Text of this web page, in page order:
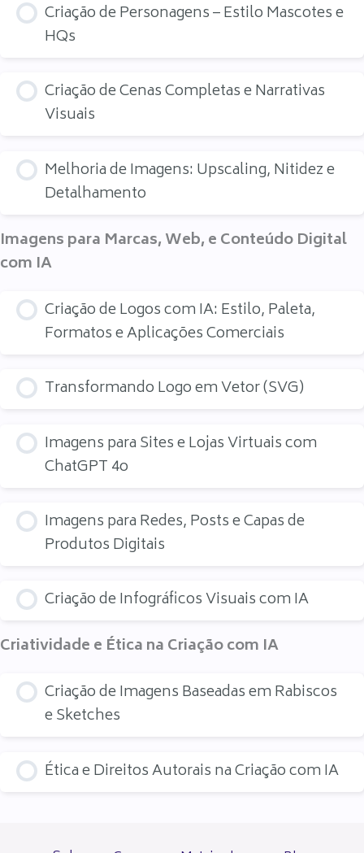
Criação de Personagens – Estilo Mascotes e
HQs
Criação de Cenas Completas e Narrativas
Visuais
Melhoria de Imagens: Upscaling, Nitidez e
Detalhamento
Imagens para Marcas, Web, e Conteúdo Digital
com IA
Criação de Logos com IA: Estilo, Paleta,
Formatos e Aplicações Comerciais
Transformando Logo em Vetor (SVG)
Imagens para Sites e Lojas Virtuais com
ChatGPT 4o
Imagens para Redes, Posts e Capas de
Produtos Digitais
Criação de Infográficos Visuais com IA
Criatividade e Ética na Criação com IA
Criação de Imagens Baseadas em Rabiscos
e Sketches
Ética e Direitos Autorais na Criação com IA